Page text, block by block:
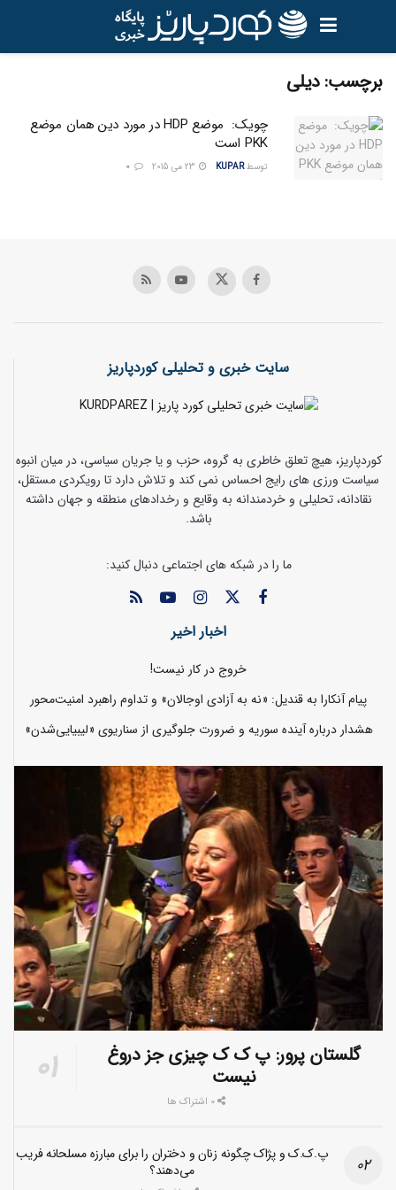
برچسب:ديلي
چویک: موضع HDP در مورد دین همان موضع
PKK است
توسط KUPAR
سایت خبری و تحلیلی کوردپاریز
کوردپاریز، هیچ تعلق خاطری به گروه، حزب و یا جریان سیاسی، در میان انبوه
سیاست ورزی های رایج احساس نمی کند و تلاش دارد تا رویکردی مستقل،
نقادانه، تحلیلی و خردمندانه به وقایع و رخدادهای منطقه و جهان داشته
باشد.
ما را در شبکه های اجتماعی دنبال کنید:
اخبار اخیر
خروج در کار نیست!
پیام آنکارا به قندیل: «نه به آزادی اوجالان» و تداوم راهبرد امنیت‌محور
هشدار درباره آینده سوریه و ضرورت جلوگیری از سناریوی «لیبیایی‌شدن»
گلستان پرور: پ ک ک چیزی جز دروغ
نیست
پ.ک.ک و پژاک چگونه زنان و دختران را برای مبارزه مسلحانه فریب
می‌دهند؟